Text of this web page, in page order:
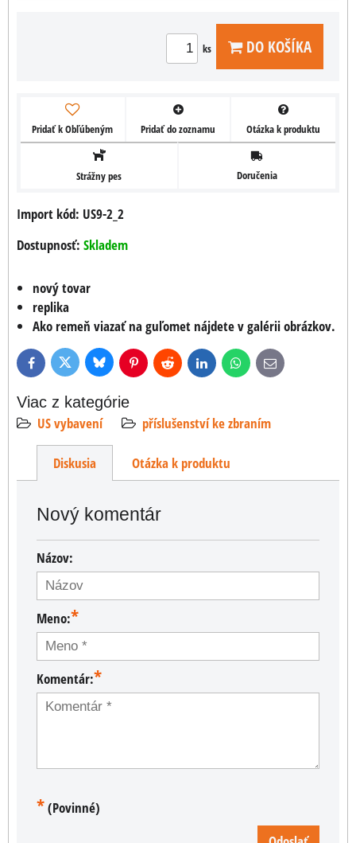
ks DO KOŠÍKA
Pridať k Obľúbeným Pridať do zoznamu Otázka k produktu
Strážny pes Doručenia
Import kód: US9-2_2
Dostupnosť: Skladem
nový tovar
replika
Ako remeň viazať na guľomet nájdete v galérii obrázkov.
FacebookTwitter BlueskyPinterestReddit LinkedInWhatsApp
E-
mail
Viac z kategórie
US vybavení
příslušenství ke zbraním
Diskusia Otázka k produktu
Nový komentár
Názov:
Meno:*
Komentár:*
*(Povinné)